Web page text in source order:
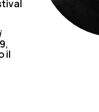
il